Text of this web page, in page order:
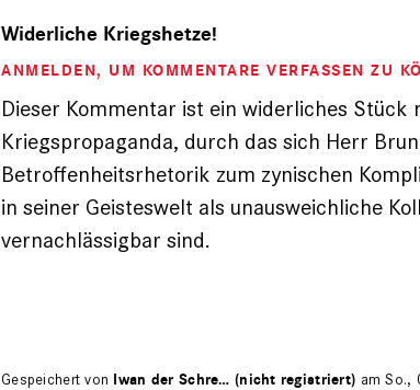
Widerliche Kriegshetze!
ANMELDEN, UM KOMMENTARE VERFASSEN ZU
Dieser Kommentar ist ein widerliches Stück
Kriegspropaganda, durch das sich Herr
Betroffenheitsrhetorik zum zynischen
in seiner Geisteswelt als unausweichliche
vernachlässigbar sind.
Gespeichert von Iwan der Schre… (nicht registriert) am So.,